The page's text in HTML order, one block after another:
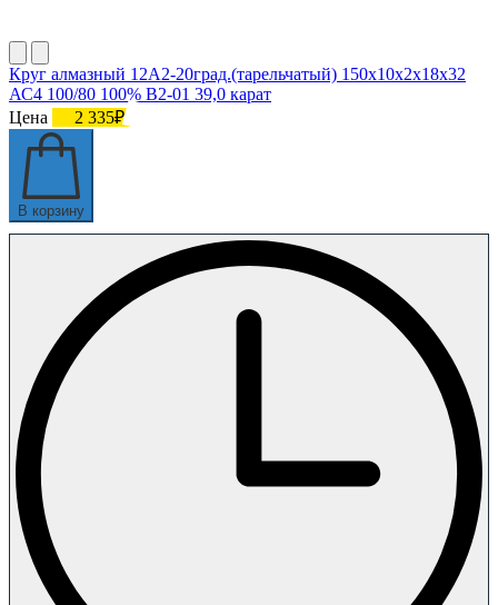
Круг алмазный 12А2-20град.(тарельчатый) 150х10х2х18х32
АС4 100/80 100% В2-01 39,0 карат
Цена
2 335₽
В корзину